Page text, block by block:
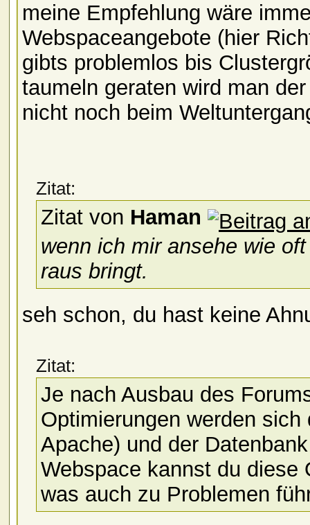
meine Empfehlung wäre
Webspaceangebote (hier
gibts problemlos bis
taumeln geraten wird man
nicht noch beim
Zitat:
Zitat von Haman
wenn ich mir ansehe wie
raus bringt.
seh schon, du hast keine
Zitat:
Je nach Ausbau des
Optimierungen werden
Apache) und der
Webspace kannst du diese
was auch zu Problemen